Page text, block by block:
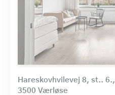
Hareskovhvilevej 8, st.. 6.,
3500 Værløse